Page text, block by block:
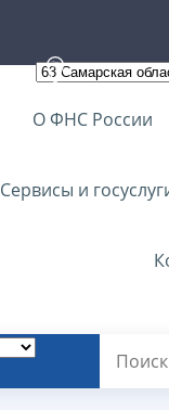
О ФНС России
Сервисы и